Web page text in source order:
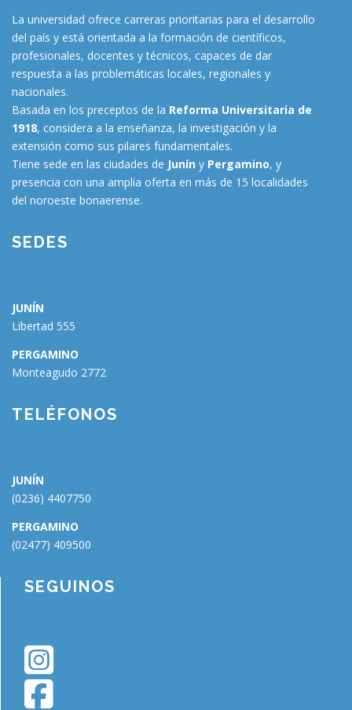
La universidad ofrece carreras prioritarias para el desarrollo
del país y está orientada a la formación de científicos,
profesionales, docentes y técnicos, capaces de dar
respuesta a las problemáticas locales, regionales y
nacionales.
Basada en los preceptos de la Reforma Universitaria de
1918, considera a la enseñanza, la investigación y la
extensión como sus pilares fundamentales.
Tiene sede en las ciudades de Junín y Pergamino, y
presencia con una amplia oferta en más de 15 localidades
del noroeste bonaerense.
SEDES
JUNÍN
Libertad 555
PERGAMINO
Monteagudo 2772
TELÉFONOS
JUNÍN
(0236) 4407750
PERGAMINO
(02477) 409500
SEGUINOS